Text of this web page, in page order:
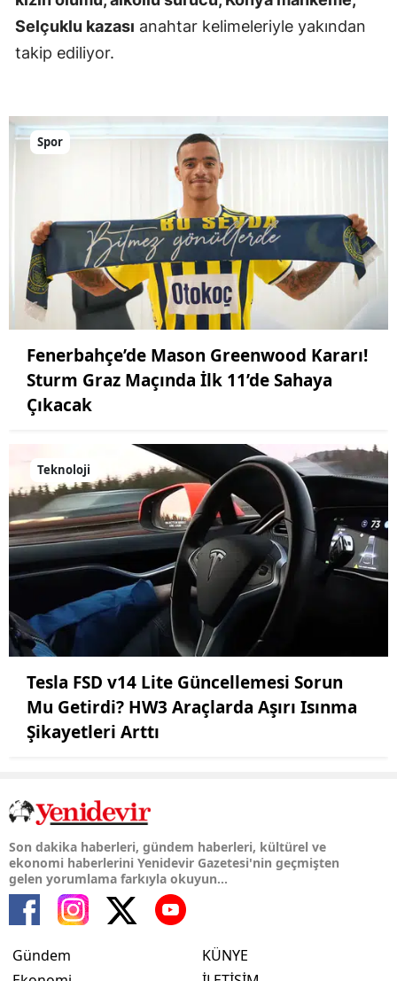
Selçuklu kazası anahtar kelimeleriyle yakından
takip ediliyor.
Spor
Fenerbahçe’de Mason Greenwood Kararı!
Sturm Graz Maçında İlk 11’de Sahaya
Çıkacak
Teknoloji
Tesla FSD v14 Lite Güncellemesi Sorun
Mu Getirdi? HW3 Araçlarda Aşırı Isınma
Şikayetleri Arttı
Son dakika haberleri, gündem haberleri, kültürel ve
ekonomi haberlerini Yenidevir Gazetesi'nin geçmişten
gelen yorumlama farkıyla okuyun...
Gündem
KÜNYE